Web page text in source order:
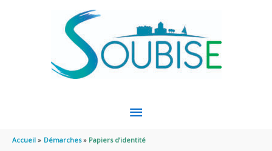
MENU
PRINCIPAL
Accueil Démarches Papiers d’identité